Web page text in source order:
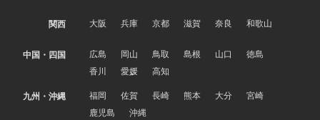
関西 大阪 兵庫 京都 滋賀 奈良 和歌山
中国・四国 広島 岡山 鳥取 島根 山口
徳島
香川
愛媛 高知
九州・沖縄 福岡 佐賀 長崎 熊本 大分
宮崎
鹿児島
沖縄